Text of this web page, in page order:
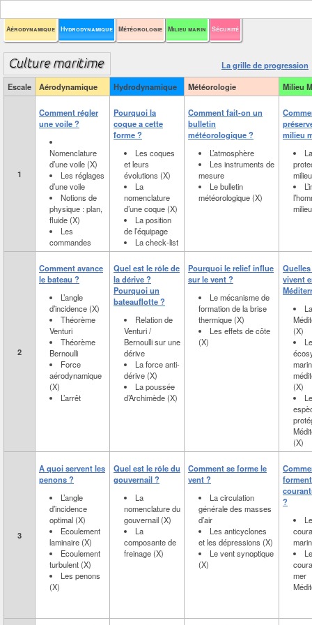
Aérodynamique Hydrodynamique Météorologie Milieu marin Sécurité
La grille de progression
Escale
Aérodynamique Hydrodynamique Météorologie Milieu
1
Comment régler
une voile ?
Nomenclature
d’une voile (X)
Les réglages
d’une voile
Notions de
physique : plan,
fluide (X)
Les
commandes
Pourquoi la
coque a cette
forme ?
Les coques
et leurs
évolutions (X)
La
nomenclature
d’une coque (X)
La position
de l’équipage
La check-list
Comment fait-on un
bulletin
météorologique ?
L’atmosphère
Les instruments de
mesure
Le bulletin
météorologique (X)
milieu
2
Comment avance
le bateau ?
L’angle
d’incidence (X)
Théorème
Venturi
Théorème
Bernoulli
Force
aérodynamique
(X)
L’arrêt
Quel est le rôle de
la dérive ?
Pourquoi un
bateauflotte ?
Relation de
Venturi /
Bernoulli sur une
dérive
La force anti-
dérive (X)
La poussée
d’Archimède (X)
Pourquoi le relief influe
sur le vent ?
Le mécanisme de
formation de la brise
thermique (X)
Les effets de côte
(X)
vivent
(X)
(X)
(X)
3
A quoi servent les
penons ?
L’angle
d’incidence
optimal (X)
Ecoulement
laminaire (X)
Ecoulement
turbulent (X)
Les penons
(X)
Quel est le rôle du
gouvernail ?
La
nomenclature du
gouvernail (X)
La
composante de
freinage (X)
Comment se forme le
vent ?
La circulation
générale des masses
d’air
Les anticyclones
et les dépressions (X)
Le vent synoptique
(X)
?
mer